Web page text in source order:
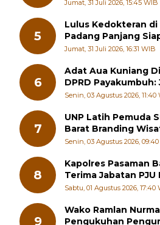
5
Lulus Kedokteran di
Padang Panjang
Penuh
Jumat, 31 Juli 2026, 16:31 WIB
6
Adat Aua Kuniang
DPRD
Generasi Muda
Senin, 03 Agustus 2026, 11:40
7
UNP Latih Pemuda
Barat Branding
Senin, 03 Agustus 2026,
8
Kapolres Pasaman
Terima Jabatan PJU
Sungai Beremas
Sabtu, 01 Agustus 2026, 17:40
9
Wako Ramlan
Pengukuhan Pengurus MUS-KB
LMKB Periode 2026-
Senin, 03 Agustus 2026, 11:29